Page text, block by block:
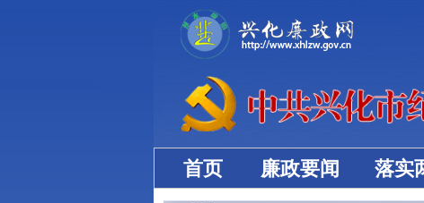
首页 廉政要闻 落实